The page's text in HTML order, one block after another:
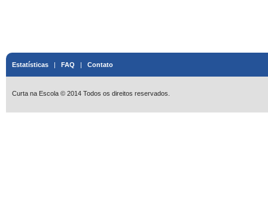
Estatísticas | FAQ | Contato
Curta na Escola © 2014 Todos os direitos reservados.